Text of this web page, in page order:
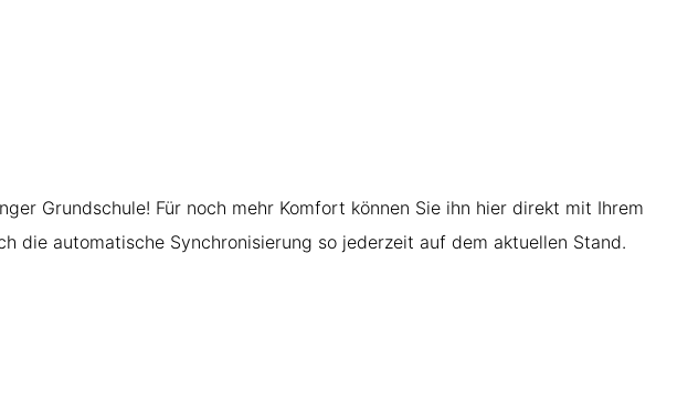
Grundschule! Für noch mehr Komfort können Sie ihn hier direkt mit Ihrem
die automatische Synchronisierung so jederzeit auf dem aktuellen Stand.